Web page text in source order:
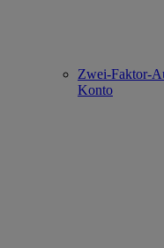
Zwei-Faktor-
Konto